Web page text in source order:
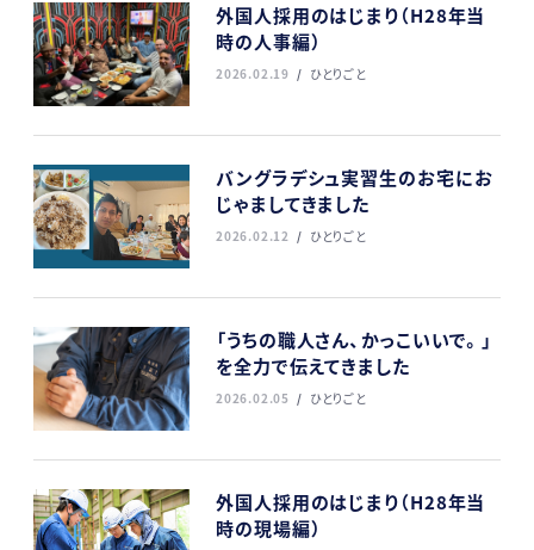
外国人採用のはじまり（H28年当
時の人事編）
2026.02.19 ひとりごと
バングラデシュ実習生のお宅にお
じゃましてきました
2026.02.12 ひとりごと
「うちの職人さん、かっこいいで。」
を全力で伝えてきました
2026.02.05 ひとりごと
外国人採用のはじまり（H28年当
時の現場編）